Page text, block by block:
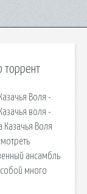
торрент
Воля -
воля -
Казачья Воля
ансамбль
собой много